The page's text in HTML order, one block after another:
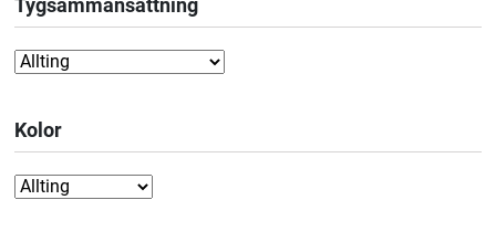
Tygsammansättning
Kolor